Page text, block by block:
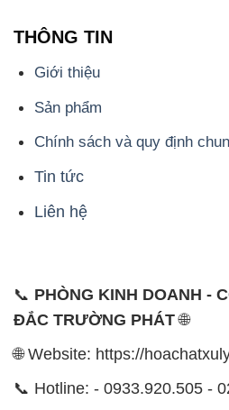
Chính sách và quy định chung
Tin tức
Liên hệ
📞
PHÒNG KINH DOANH -
ĐẮC TRƯỜNG PHÁT
- 028.3756.1835 -
0902.765.866